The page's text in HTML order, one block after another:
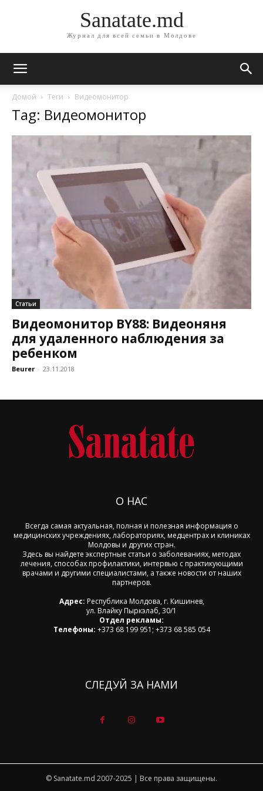
Sanatate.md
Журнал для всей семьи в Молдове
Домой Теги Bидеомонитор
Tag: Bидеомонитор
Статьи
Bидеомонитор BY88: Видеоняня
для удаленного наблюдения за
ребенком
Beurer - 23.11.2018
О НАС
Всегда самая актуальная, полная и полезная информация о
медицинских учреждениях, лабораториях, медцентрах и клиниках
Молдовы и других стран.
Здесь вы найдете экспертные статьи о заболеваниях, методах
лечения, способах профилактики, интервью с практикующими
врачами и другими специалистами, а также новости от наших
партнеров.
Адрес: Республика Молдова, г. Кишинев,
ул. Влайку Пыркэлаб, 30/1
Отдел рекламы:
Телефоны: +373 68 199 951; +373 68 585 054
СЛЕДУЙ ЗА НАМИ
© Sanatate.md 2007-2025 | Все права защищены.